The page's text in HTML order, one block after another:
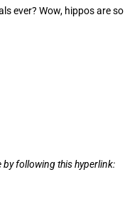
ever? Wow, hippos are so
by following this hyperlink: